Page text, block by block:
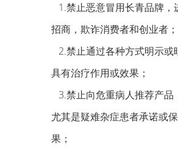
1.禁止恶意冒用长青品牌，
招商，欺诈消费者和创业者；
2.禁止通过各种方式明示或
具有治疗作用或效果；
3.禁止向危重病人推荐产品
尤其是疑难杂症患者承诺或
果；